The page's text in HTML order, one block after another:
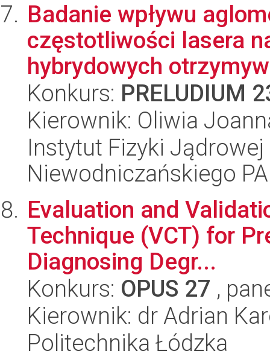
Badanie wpływu
częstotliwości lasera
hybrydowych
Konkurs: PRELUDIUM
Kierownik: Oliwia
Instytut Fizyki
Niewodniczańskiego
Evaluation and
Technique (VCT) for
Diagnosing Degr...
Konkurs: OPUS 27 ,
Kierownik: dr Adrian
Politechnika Łódzka